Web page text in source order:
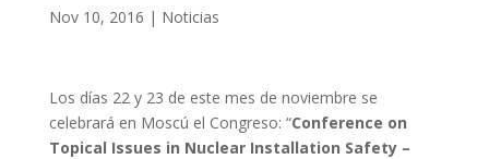
Nov 10, 2016 | Noticias
Los días 22 y 23 de este mes de noviembre se
celebrará en Moscú el Congreso: “Conference on
Topical Issues in Nuclear Installation Safety –